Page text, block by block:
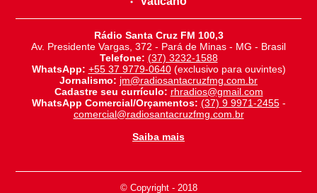
Rádio Santa Cruz FM 100,3
Av. Presidente Vargas, 372 - Pará de Minas - MG - Brasil
Telefone: (37) 3232-1588
WhatsApp: +55 37 9779-0640(exclusivo para ouvintes)
Jornalismo: jm@radiosantacruzfmg.com.br
Cadastre seu currículo: rhradios@gmail.com
WhatsApp Comercial/Orçamentos: (37) 9 9971-2455-
comercial@radiosantacruzfmg.com.br
Saiba mais
© Copyright - 2018